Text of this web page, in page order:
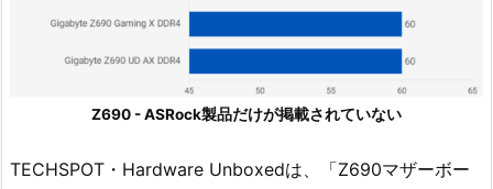
Z690 - ASRock製品だけが掲載されていない
TECHSPOT・Hardware Unboxedは、「Z690マザーボー